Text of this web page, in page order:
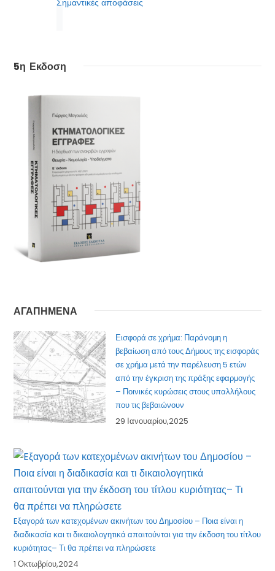
Σημαντικές αποφάσεις
5η Εκδοση
ΑΓΑΠΗΜΕΝΑ
Εισφορά σε χρήμα: Παράνομη η
βεβαίωση από τους Δήμους της εισφοράς
σε χρήμα μετά την παρέλευση 5 ετών
από την έγκριση της πράξης εφαρμογής
– Ποινικές κυρώσεις στους υπαλλήλους
που τις βεβαιώνουν
29 Ιανουαρίου,2025
Eξαγορά των κατεχομένων ακινήτων του Δημοσίου – Ποια είναι η
διαδικασία και τι δικαιολογητικά απαιτούνται για την έκδοση του τίτλου
κυριότητας– Τι θα πρέπει να πληρώσετε
1 Οκτωβρίου,2024